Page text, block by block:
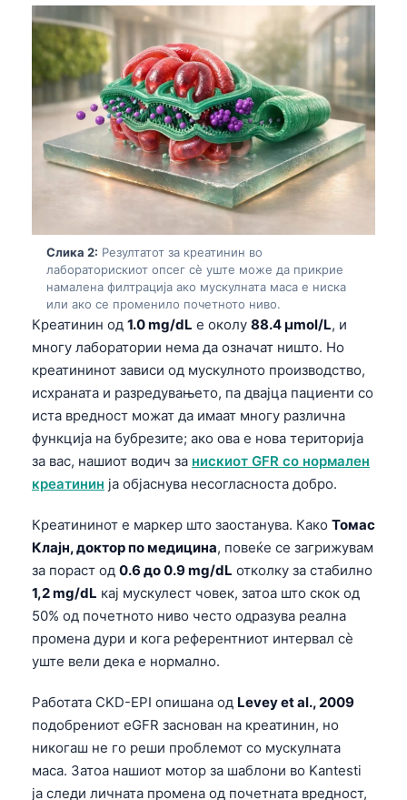
Слика 2: Резултатот за креатинин во
лабораторискиот опсег сè уште може да прикрие
намалена филтрација ако мускулната маса е ниска
или ако се променило почетното ниво.
Креатинин од 1.0 mg/dL е околу 88.4 µmol/L, и
многу лаборатории нема да означат ништо. Но
креатининот зависи од мускулното производство,
исхраната и разредувањето, па двајца пациенти со
иста вредност можат да имаат многу различна
функција на бубрезите; ако ова е нова територија
за вас, нашиот водич за нискиот GFR со нормален
креатинин ја објаснува несогласноста добро.
Креатининот е маркер што заостанува. Како Томас
Клајн, доктор по медицина, повеќе се загрижувам
за пораст од 0.6 до 0.9 mg/dL отколку за стабилно
1,2 mg/dL кај мускулест човек, затоа што скок од
50% од почетното ниво често одразува реална
промена дури и кога референтниот интервал сè
уште вели дека е нормално.
Работата CKD-EPI опишана од Levey et al., 2009
подобрениот eGFR заснован на креатинин, но
никогаш не го реши проблемот со мускулната
маса. Затоа нашиот мотор за шаблони во Kantesti
ја следи личната промена од почетната вредност,